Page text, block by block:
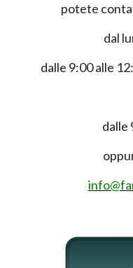
potete
dal
dalle 9:00 alle
dalle